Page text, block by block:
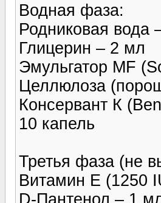
Водная фаза:
Родниковая вода
Глицерин – 2 мл
Эмульгатор MF
Целлюлоза
Консервант К
10 капель
Третья фаза (не
Витамин Е (1250
D-Пантенол – 1